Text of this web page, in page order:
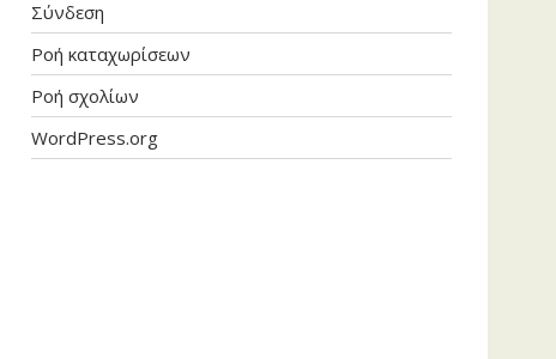
Σύνδεση
Ροή καταχωρίσεων
Ροή σχολίων
WordPress.org